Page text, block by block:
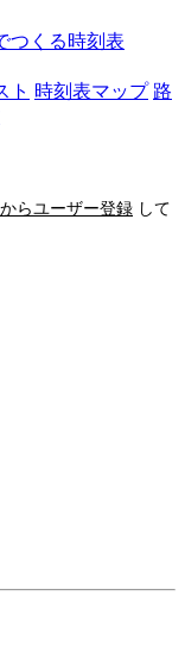
つくる時刻表
ト 時刻表マップ 路
らユーザー登録 して